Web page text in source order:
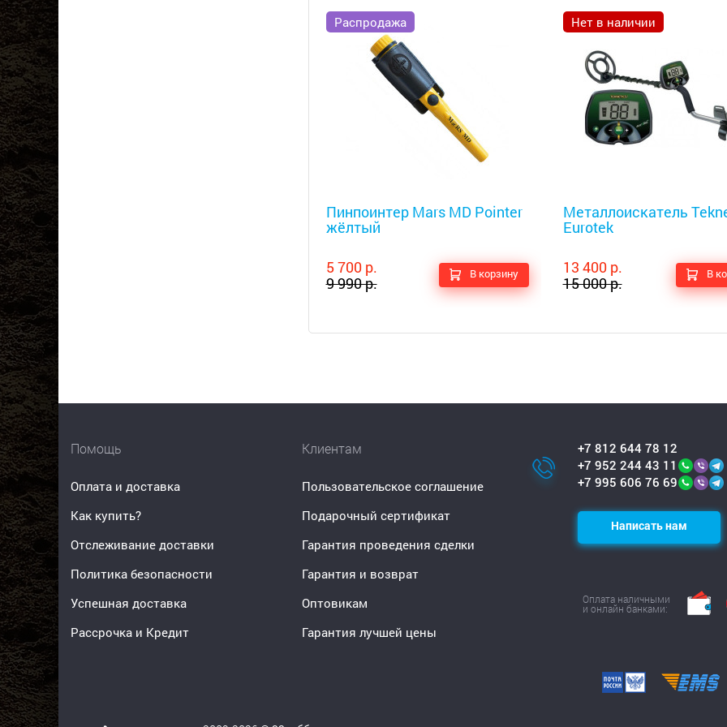
Распродажа
Пинпоинтер Mars MD Pointer
жёлтый
5 700 р.
9 990 р.
В корзину
Нет в наличии
Металлоискатель
Eurotek
13 400 р.
15 000 р.
В
Помощь
Оплата и доставка
Как купить?
Отслеживание доставки
Политика безопасности
Успешная доставка
Рассрочка и Кредит
Клиентам
Пользовательское соглашение
Подарочный сертификат
Гарантия проведения сделки
Гарантия и возврат
Оптовикам
Гарантия лучшей цены
+7 812 644 78 12
+7 952 244 43 11
+7 995 606 76 69
Написать нам
Оплата наличными
и онлайн банками: